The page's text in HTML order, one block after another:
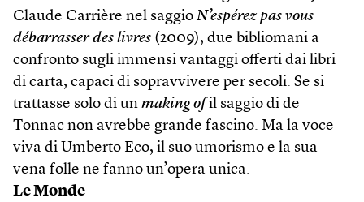
Claude Carrière nel saggio N’espérez pas vous
débarrasser des livres (2009), due bibliomani a
confronto sugli immensi vantaggi offerti dai libri
di carta, capaci di sopravvivere per secoli. Se si
trattasse solo di un making ofil saggio di de
Tonnac non avrebbe grande fascino. Ma la voce
viva di Umberto Eco, il suo umorismo e la sua
vena folle ne fanno un’opera unica.
Le Monde